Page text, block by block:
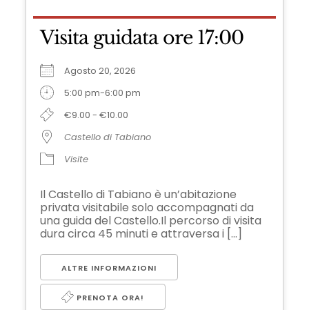
Visita guidata ore 17:00
Agosto 20, 2026
5:00 pm-6:00 pm
€9.00 - €10.00
Castello di Tabiano
Visite
Il Castello di Tabiano è un’abitazione
privata visitabile solo accompagnati da
una guida del Castello.Il percorso di visita
dura circa 45 minuti e attraversa i [...]
ALTRE INFORMAZIONI
PRENOTA ORA!